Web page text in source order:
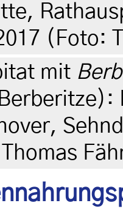
(Foto:
mit